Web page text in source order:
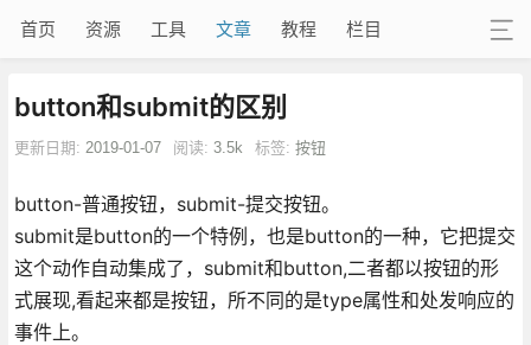
首页 资源 工具 文章 教程 栏目
button和submit的区别
更新日期: 2019-01-07 阅读: 3.5k 标签: 按钮
button-普通按钮，submit-提交按钮。
submit是button的一个特例，也是button的一种，它把提交
这个动作自动集成了，submit和button,二者都以按钮的形
式展现,看起来都是按钮，所不同的是type属性和处发响应的
事件上。